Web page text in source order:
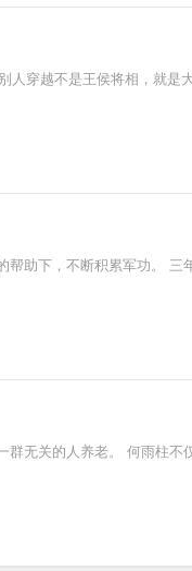
人穿越不是王侯将相，就
助下，不断积累军功。
无关的人养老。 何雨柱